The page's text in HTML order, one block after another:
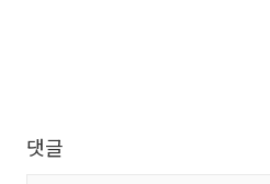
댓글